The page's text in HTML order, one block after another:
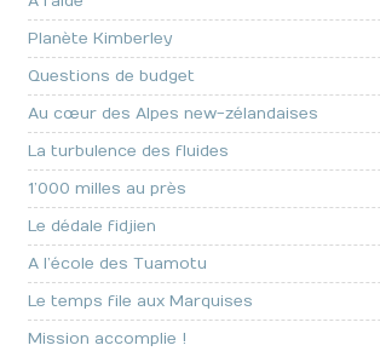
Planète Kimberley
Questions de budget
Au cœur des Alpes new-zélandaises
La turbulence des fluides
1’000 milles au près
Le dédale fidjien
A l’école des Tuamotu
Le temps file aux Marquises
Mission accomplie !